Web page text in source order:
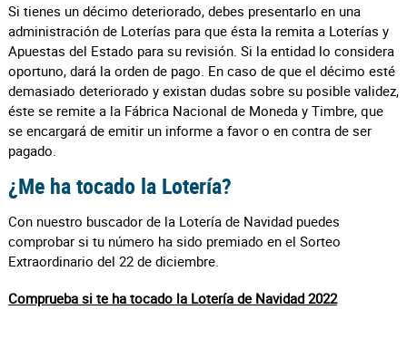
Si tienes un décimo deteriorado, debes presentarlo en una
administración de Loterías para que ésta la remita a Loterías y
Apuestas del Estado para su revisión. Si la entidad lo considera
oportuno, dará la orden de pago. En caso de que el décimo esté
demasiado deteriorado y existan dudas sobre su posible validez,
éste se remite a la Fábrica Nacional de Moneda y Timbre, que
se encargará de emitir un informe a favor o en contra de ser
pagado.
¿Me ha tocado la Lotería?
Con nuestro buscador de la Lotería de Navidad puedes
comprobar si tu número ha sido premiado en el Sorteo
Extraordinario del 22 de diciembre.
Comprueba si te ha tocado la Lotería de Navidad 2022